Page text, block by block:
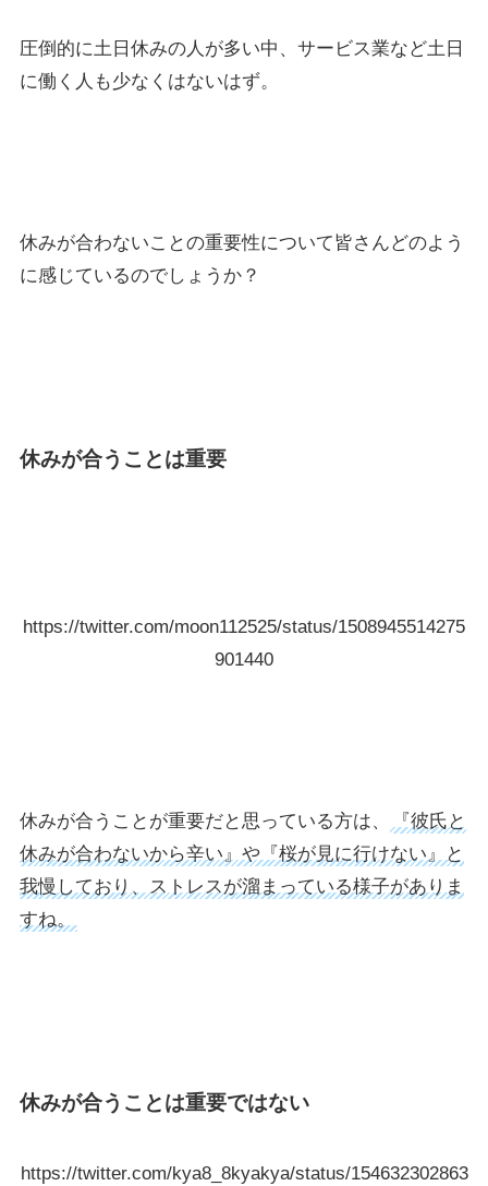
圧倒的に土日休みの人が多い中、サービス業など土日
に働く人も少なくはないはず。
休みが合わないことの重要性について皆さんどのよう
に感じているのでしょうか？
休みが合うことは重要
https://twitter.com/moon112525/status/1508945514275
901440
休みが合うことが重要だと思っている方は、
『彼氏と
休みが合わないから辛い』や『桜が見に行けない』と
我慢しており、ストレスが溜まっている様子がありま
すね。
休みが合うことは重要ではない
https://twitter.com/kya8_8kyakya/status/154632302863